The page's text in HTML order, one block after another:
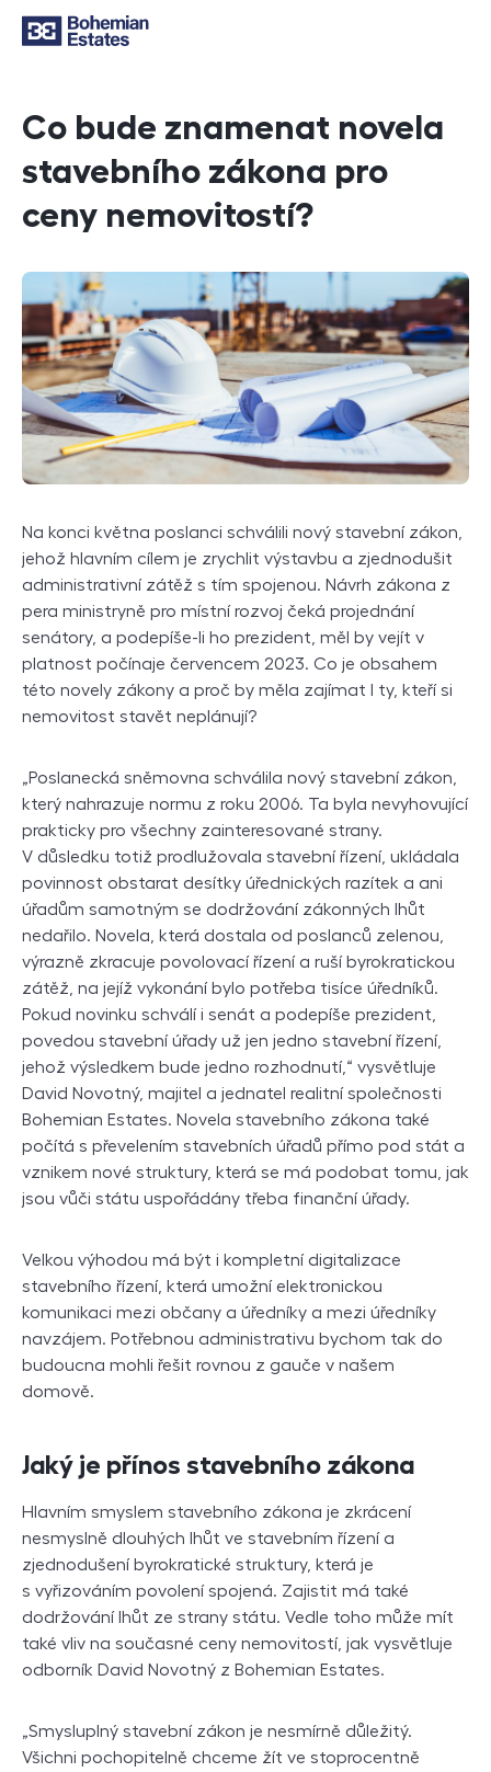
Co bude znamenat novela
stavebního zákona pro
ceny nemovitostí?
Na konci května poslanci schválili nový stavební zákon,
jehož hlavním cílem je zrychlit výstavbu a zjednodušit
administrativní zátěž s tím spojenou. Návrh zákona z
pera ministryně pro místní rozvoj čeká projednání
senátory, a podepíše-li ho prezident, měl by vejít v
platnost počínaje červencem 2023. Co je obsahem
této novely zákony a proč by měla zajímat I ty, kteří si
nemovitost stavět neplánují?
„Poslanecká sněmovna schválila nový stavební zákon,
který nahrazuje normu z roku 2006. Ta byla nevyhovující
prakticky pro všechny zainteresované strany.
V důsledku totiž prodlužovala stavební řízení, ukládala
povinnost obstarat desítky úřednických razítek a ani
úřadům samotným se dodržování zákonných lhůt
nedařilo. Novela, která dostala od poslanců zelenou,
výrazně zkracuje povolovací řízení a ruší byrokratickou
zátěž, na jejíž vykonání bylo potřeba tisíce úředníků.
Pokud novinku schválí i senát a podepíše prezident,
povedou stavební úřady už jen jedno stavební řízení,
jehož výsledkem bude jedno rozhodnutí,“ vysvětluje
David Novotný, majitel a jednatel realitní společnosti
Bohemian Estates. Novela stavebního zákona také
počítá s převelením stavebních úřadů přímo pod stát a
vznikem nové struktury, která se má podobat tomu, jak
jsou vůči státu uspořádány třeba finanční úřady.
Velkou výhodou má být i kompletní digitalizace
stavebního řízení, která umožní elektronickou
komunikaci mezi občany a úředníky a mezi úředníky
navzájem. Potřebnou administrativu bychom tak do
budoucna mohli řešit rovnou z gauče v našem
domově.
Jaký je přínos stavebního zákona
Hlavním smyslem stavebního zákona je zkrácení
nesmyslně dlouhých lhůt ve stavebním řízení a
zjednodušení byrokratické struktury, která je
s vyřizováním povolení spojená. Zajistit má také
dodržování lhůt ze strany státu. Vedle toho může mít
také vliv na současné ceny nemovitostí, jak vysvětluje
odborník David Novotný z Bohemian Estates.
„Smysluplný stavební zákon je nesmírně důležitý.
Všichni pochopitelně chceme žít ve stoprocentně